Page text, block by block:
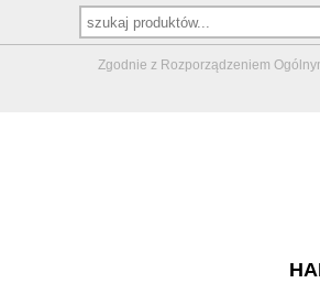
Zgodnie z Rozporządzeniem